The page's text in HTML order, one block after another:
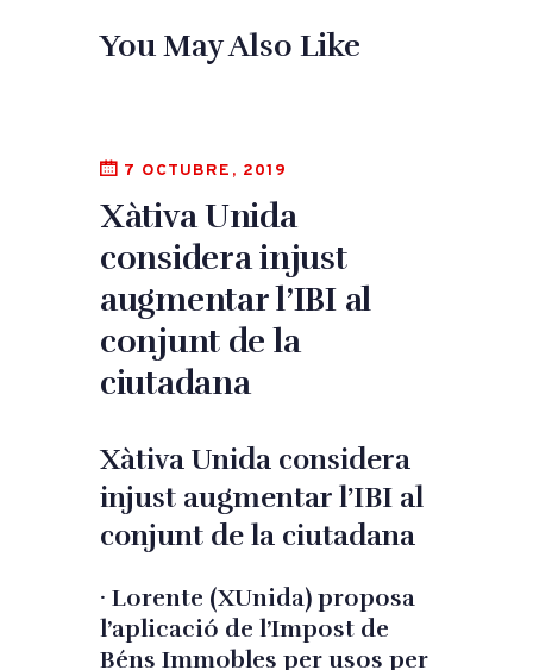
You May Also Like
7 OCTUBRE, 2019
Xàtiva Unida
considera injust
augmentar l’IBI al
conjunt de la
ciutadana
Xàtiva Unida considera
injust augmentar l’IBI al
conjunt de la ciutadana
· Lorente (XUnida) proposa
l’aplicació de l’Impost de
Béns Immobles per usos per